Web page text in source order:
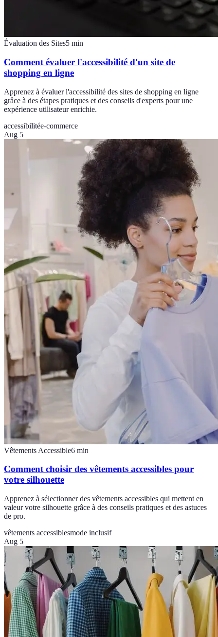
Évaluation des Sites5 min
Comment évaluer l'accessibilité d'un site de
shopping en ligne
Apprenez à évaluer l'accessibilité des sites de shopping en ligne
grâce à des étapes pratiques et des conseils d'experts pour une
expérience utilisateur enrichie.
accessibilitée-commerce
Aug 5
Vêtements Accessible6 min
Comment choisir des vêtements accessibles pour
votre silhouette
Apprenez à sélectionner des vêtements accessibles qui mettent en
valeur votre silhouette grâce à des conseils pratiques et des astuces
de pro.
vêtements accessiblesmode inclusif
Aug 5